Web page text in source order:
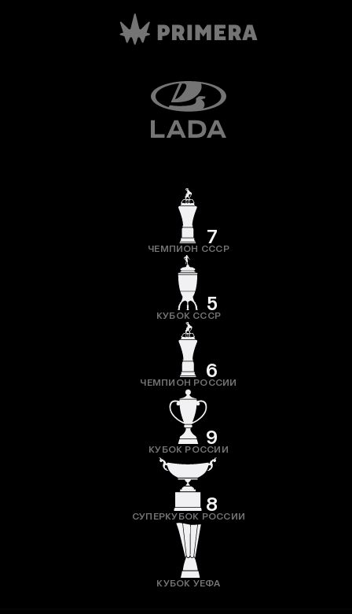
7
ЧЕМПИОН СССР
5
КУБОК СССР
6
ЧЕМПИОН РОССИИ
9
КУБОК РОССИИ
8
СУПЕРКУБОК РОССИИ
КУБОК УЕФА